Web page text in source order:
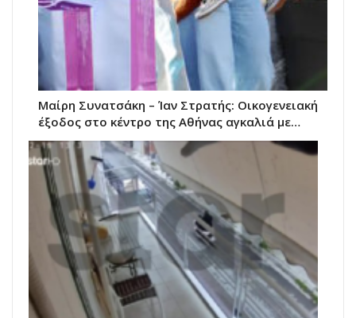
Μαίρη Συνατσάκη – Ίαν Στρατής: Οικογενειακή
έξοδος στο κέντρο της Αθήνας αγκαλιά με…